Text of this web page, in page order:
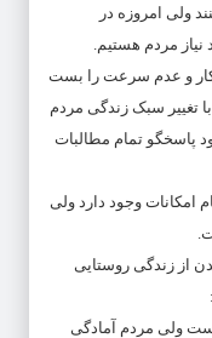
ولی امروزه در
مردم هستیم.
کار و عدم سرعت را بست
تغییر سبک زندگی مردم
پاسخگو تمام مطالبات
امکانات وجود دارد ولی
از زندگی روستایی
ولی مردم آمادگی